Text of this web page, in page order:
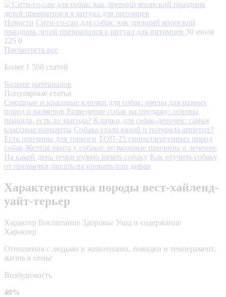
Новости Сити-го-сан для собак: как древний японский
праздник детей превратился в ритуал для питомцев 30 июля
225 0
Посмотреть все
Более 1 500 статей
Больше материалов
Популярные статьи
Смешные и красивые клички для собак: имена для разных
пород и размеров Разведение собак на продажу: основы,
правила, есть ли выгода? Клички для собак-девочек: самые
классные варианты Собака стала вялой и потеряла аппетит?
Есть причины для тревоги ТОП-25 гипоаллергенных пород
собак Желтая рвота у собаки: возможные причины и лечение
На какой день течки нужно вязать собаку Как отучить собаку
от привычки писать на кровать или диван
Характеристика породы вест-хайленд-
уайт-терьер
Характер Воспитание Здоровье Уход и содержание
Характер
Отношения с людьми и животными, повадки и темперамент,
жизнь в семье
Возбудимость
40%